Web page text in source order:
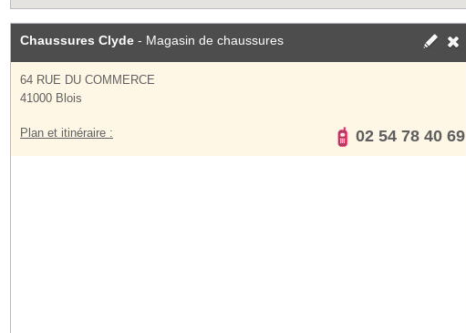
Chaussures Clyde - Magasin de chaussures
64 RUE DU COMMERCE
41000 Blois
Plan et itinéraire : 02 54 78 40 69